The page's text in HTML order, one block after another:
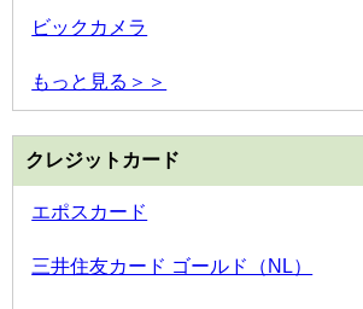
ビックカメラ
もっと見る＞＞
クレジットカード
エポスカード
三井住友カード ゴールド（NL）